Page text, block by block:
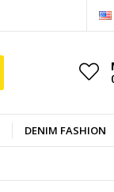
DENIM FASHION